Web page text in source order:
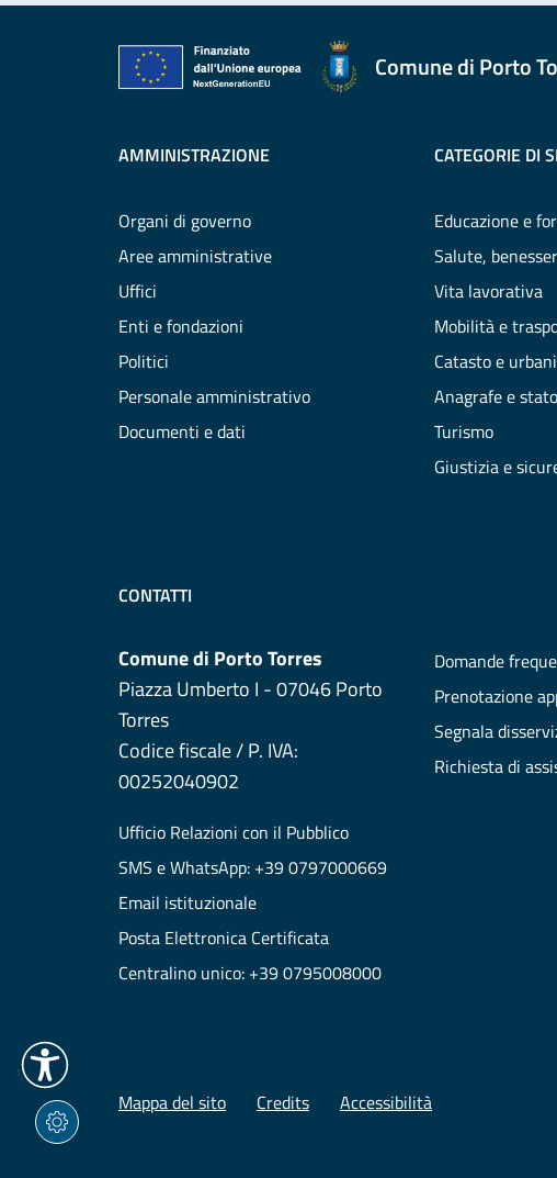
Comune di Porto
AMMINISTRAZIONE
Organi di governo
Aree amministrative
Uffici
Enti e fondazioni
Politici
Personale amministrativo
Documenti e dati
CATEGORIE DI
Educazione e
Salute,
Vita lavorativa
Mobilità e
Catasto e
Anagrafe e
Turismo
Giustizia e
CONTATTI
Comune di Porto Torres
Piazza Umberto I - 07046 Porto
Torres
Codice fiscale / P. IVA:
00252040902
Ufficio Relazioni con il Pubblico
SMS e WhatsApp: +39 0797000669
Email istituzionale
Posta Elettronica Certificata
Centralino unico: +39 0795008000
Domande
Prenotazione
Segnala
Richiesta di
Mappa del sito Credits Accessibilità